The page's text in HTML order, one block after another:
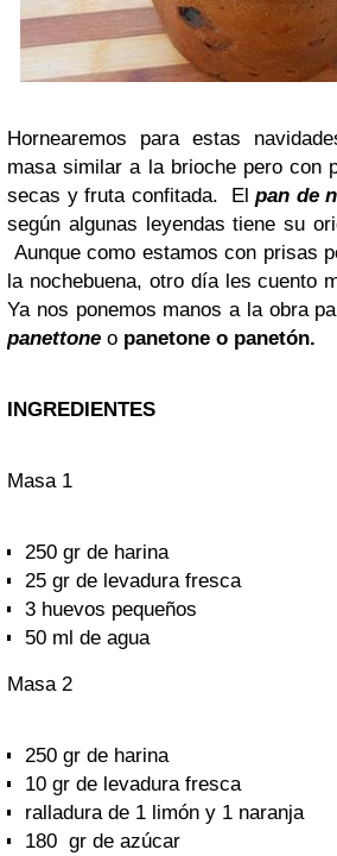
Hornearemos para estas
masa similar a la brioche pero con
secas y fruta confitada. Elpan de
según algunas leyendas tiene su
Aunque como estamos con prisas
la nochebuena, otro día les cuento
Ya nos ponemos manos a la obra
panettone o panetone o panetón.
INGREDIENTES
Masa 1
250 gr de harina
25 gr de levadura fresca
3 huevos pequeños
50 ml de agua
Masa 2
250 gr de harina
10 gr de levadura fresca
ralladura de 1 limón y 1 naranja
180 gr de azúcar